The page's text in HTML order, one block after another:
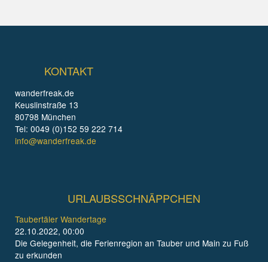
KONTAKT
wanderfreak.de
Keuslinstraße 13
80798 München
Tel: 0049 (0)152 59 222 714
info@wanderfreak.de
URLAUBSSCHNÄPPCHEN
Taubertäler Wandertage
22.10.2022, 00:00
Die Gelegenheit, die Ferienregion an Tauber und Main zu Fuß
zu erkunden